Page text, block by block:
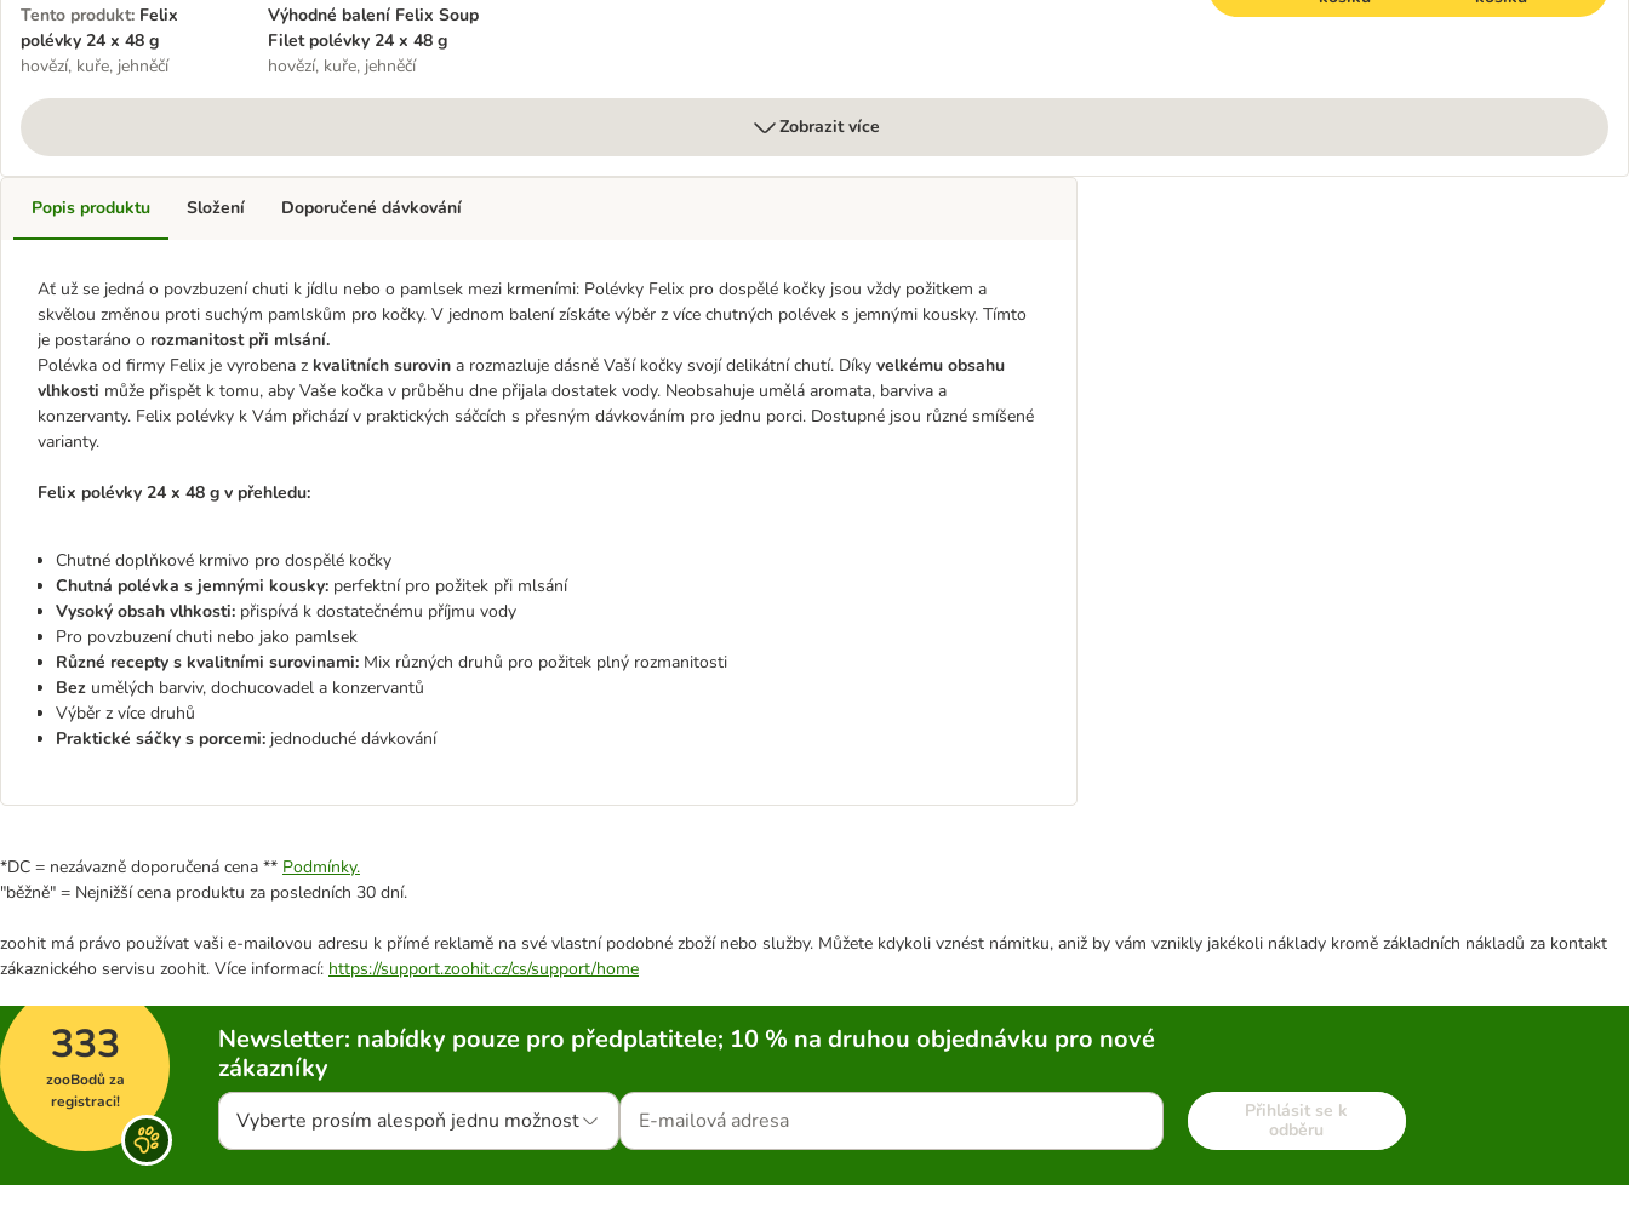
Tento produkt: Felix
polévky 24 x 48 g
hovězí, kuře, jehněčí
Výhodné balení Felix Soup
Filet polévky 24 x 48 g
hovězí, kuře, jehněčí
Zobrazit více
Popis produktu
Ať už se jedná o povzbuzení chuti k jídlu nebo o pamlsek mezi krmeními: Polévky Felix pro dospělé kočky jsou vždy požitkem a
skvělou změnou proti suchým pamlskům pro kočky. V jednom balení získáte výběr z více chutných polévek s jemnými kousky. Tímto
je postaráno o rozmanitost při mlsání.
Polévka od firmy Felix je vyrobena z kvalitních surovin a rozmazluje dásně Vaší kočky svojí delikátní chutí. Díky velkému obsahu
vlhkosti může přispět k tomu, aby Vaše kočka v průběhu dne přijala dostatek vody. Neobsahuje umělá aromata, barviva a
konzervanty. Felix polévky k Vám přichází v praktických sáčcích s přesným dávkováním pro jednu porci. Dostupné jsou různé smíšené
varianty.
Felix polévky 24 x 48 g v přehledu:
Chutné doplňkové krmivo pro dospělé kočky
Chutná polévka s jemnými kousky: perfektní pro požitek při mlsání
Vysoký obsah vlhkosti: přispívá k dostatečnému příjmu vody
Pro povzbuzení chuti nebo jako pamlsek
Různé recepty s kvalitními surovinami: Mix různých druhů pro požitek plný rozmanitosti
Bez umělých barviv, dochucovadel a konzervantů
Výběr z více druhů
Praktické sáčky s porcemi: jednoduché dávkování
Složení Doporučené dávkování
*DC = nezávazně doporučená cena ** Podmínky.
"běžně" = Nejnižší cena produktu za posledních 30 dní.
zoohit má právo používat vaši e-mailovou adresu k přímé reklamě na své vlastní podobné zboží nebo služby. Můžete kdykoli vznést námitku, aniž by vám vznikly jakékoli náklady kromě základních nákladů za kontakt
zákaznického servisu zoohit. Více informací: https://support.zoohit.cz/cs/support/home
333
zooBodů za
registraci!
Newsletter: nabídky pouze pro předplatitele; 10 % na druhou objednávku pro nové
zákazníky
Vyberte prosím alespoň jednu možnost
Přihlásit se k
odběru